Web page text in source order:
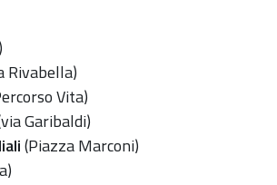
Rivabella)
Vita)
Garibaldi)
(Piazza Marconi)